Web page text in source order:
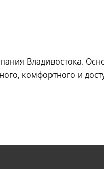
Владивостока.
комфортного и